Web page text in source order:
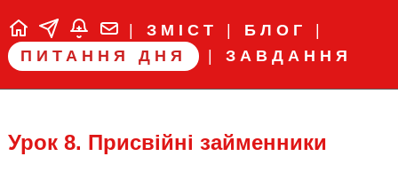
ЗМІСТ БЛОГ
ПИТАННЯ ДНЯ
| ЗАВДАННЯ
Урок 8. Присвійні займенники